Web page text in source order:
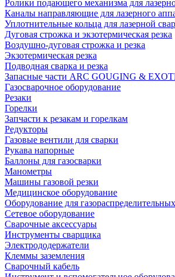
Ролики подающего механизма для
Каналы направляющие для лазерного
Уплотнительные кольца для лазерной
Дуговая строжка и экзотермическая резка
Воздушно-дуговая строжка и резка
Экзотермическая резка
Подводная сварка и резка
Запасные части ARC GOUGING &
Газосварочное оборудование
Резаки
Горелки
Запчасти к резакам и горелкам
Редукторы
Газовые вентили для сварки
Рукава напорные
Баллоны для газосварки
Манометры
Машины газовой резки
Медицинское оборудование
Оборудование для
Сетевое оборудование
Сварочные аксессуары
Инструменты сварщика
Электрододержатели
Клеммы заземления
Сварочный кабель